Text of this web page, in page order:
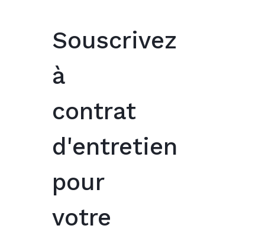
Souscrivez
à
contrat
d'entretien
pour
votre